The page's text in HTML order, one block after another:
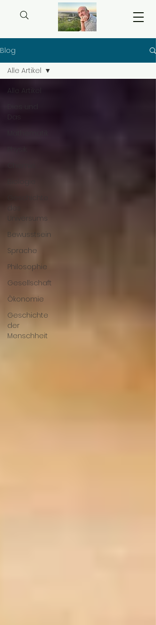
Blog
Alle Artikel
Dies und
Das
des
Universums
Bewusstsein
Sprache
Philosophie
Gesellschaft
Ökonomie
Geschichte
der
Menschheit
Alle Artikel